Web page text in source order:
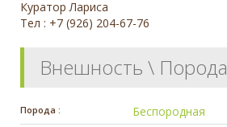
Куратор Лариса
Тел : +7 (926) 204-67-76
Внешность \ Порода
Порода : Беспородная